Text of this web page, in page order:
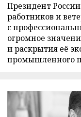
Президент
работников и
с
огромное
и раскрытия её
промышленного